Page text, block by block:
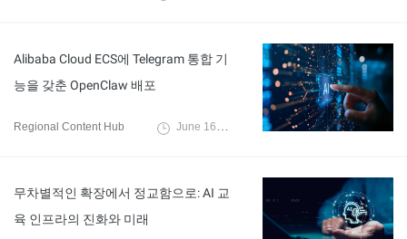
Alibaba Cloud ECS에 Telegram 통합 기
능을 갖춘 OpenClaw 배포
Regional Content Hub June 16, 2026
무차별적인 확장에서 정교함으로: AI 교
육 인프라의 진화와 미래